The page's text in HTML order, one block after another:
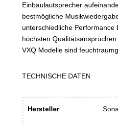
Einbaulautsprecher
bestmögliche
unterschiedliche Performance
höchsten
VXQ Modelle sind
TECHNISCHE DATEN
Hersteller